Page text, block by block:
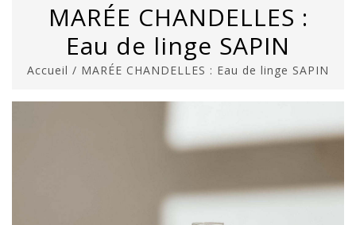
MARÉE CHANDELLES :
Eau de linge SAPIN
Accueil / MARÉE CHANDELLES : Eau de linge SAPIN